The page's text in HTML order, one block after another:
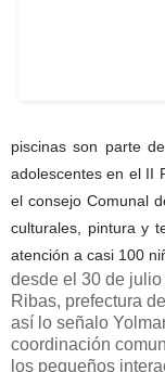
piscinas son parte
adolescentes en el II
el consejo Comunal
culturales, pintura y
atención a casi 100
desde el 30 de
Ribas, prefectura
así lo señalo
coordinación
los pequeños